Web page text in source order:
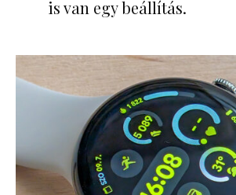
is van egy beállítás.